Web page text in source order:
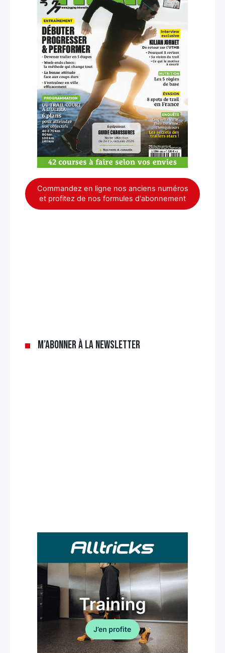
Commandez en ligne nos anciens numéros
et profitez de nos formules d'abonnement
M’abonner à la newsletter